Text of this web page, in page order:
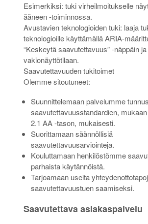
Esimerkiksi: tuki virheilmoitukselle
ääneen -toiminnossa.
Avustavien teknologioiden tuki: laaja
teknologioille käyttämällä ARIA-
“Keskeytä saavutettavuus” -näppäin
vakionäyttötilaan.
Saavutettavuuden tukitoimet
Olemme sitoutuneet:
Suunnittelemaan palvelumme
saavutettavuusstandardien,
2.1 AA -tason, mukaisesti.
Suorittamaan säännöllisiä
saavutettavuusarviointeja.
Kouluttamaan henkilöstömme
parhaista käytännöistä.
Tarjoamaan useita
saavutettavuustuen saamiseksi.
Saavutettava asiakaspalvelu